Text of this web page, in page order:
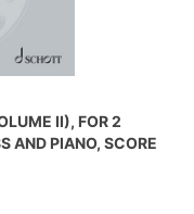
II), FOR 2
AND PIANO, SCORE